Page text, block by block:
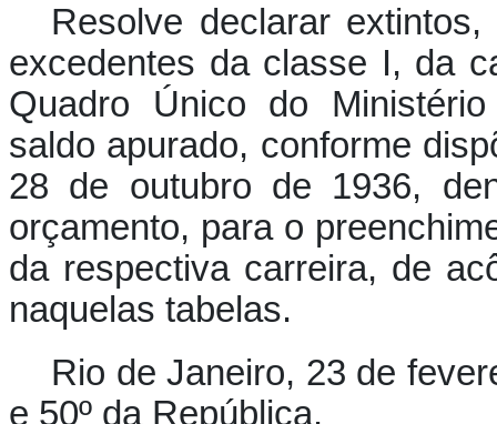
Resolve declarar
excedentes da classe I, da
Quadro Único do
saldo apurado, conforme
28 de outubro de 1936,
orçamento, para o
da respectiva carreira, de
naquelas tabelas.
Rio de Janeiro, 23 de
e 50º da República.